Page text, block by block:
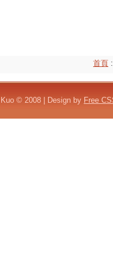
首頁
© 2008 | Design by Free